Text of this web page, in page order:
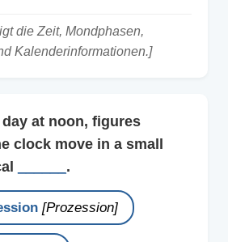
die Zeit, Mondphasen,
Kalenderinformationen.]
day at noon, figures
clock move in a small
.
[Prozession]